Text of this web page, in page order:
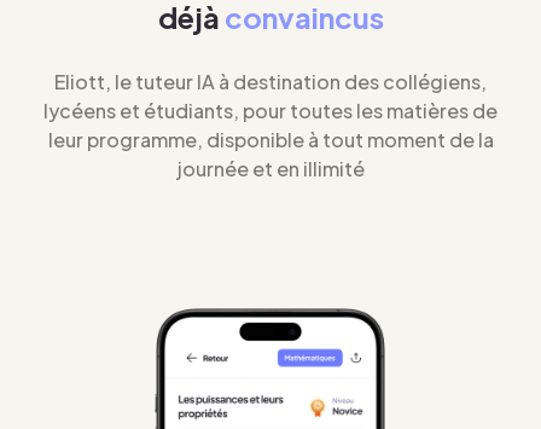
déjà convaincus
Eliott, le tuteur IA à destination des collégiens,
lycéens et étudiants, pour toutes les matières de
leur programme, disponible à tout moment de la
journée et en illimité